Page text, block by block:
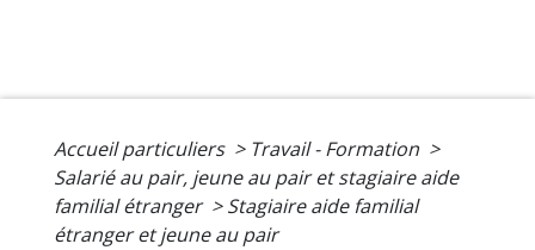
Accueil particuliers > Travail - Formation >
Salarié au pair, jeune au pair et stagiaire aide
familial étranger > Stagiaire aide familial
étranger et jeune au pair